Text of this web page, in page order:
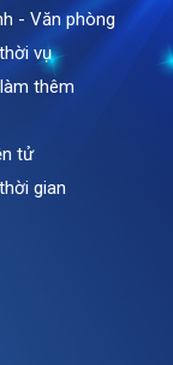
- Văn phòng
vụ
thêm
tử
gian